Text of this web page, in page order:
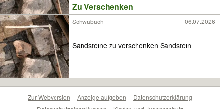
Zu Verschenken
Schwabach 06.07.2026
Sandsteine zu verschenken Sandstein
Zur Webversion Anzeige aufgeben
Datenschutzerklärung